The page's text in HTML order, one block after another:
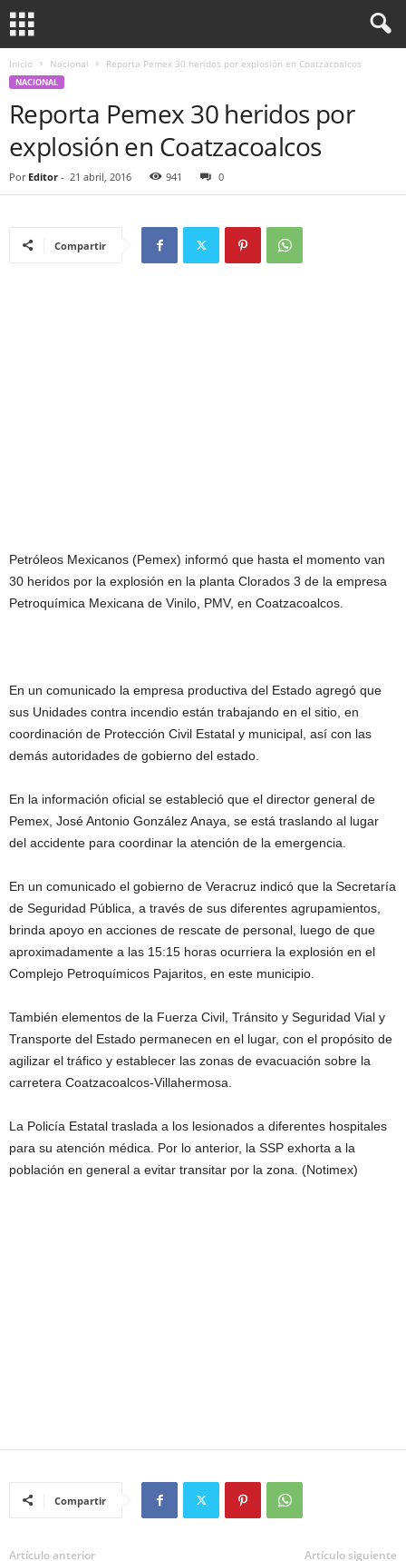
Inicio Nacional Reporta Pemex 30 heridos por explosión en Coatzacoalcos
NACIONAL
Reporta Pemex 30 heridos por
explosión en Coatzacoalcos
Por Editor - 21 abril, 2016 941 0
Compartir
Petróleos Mexicanos (Pemex) informó que hasta el momento van
30 heridos por la explosión en la planta Clorados 3 de la empresa
Petroquímica Mexicana de Vinilo, PMV, en Coatzacoalcos.
En un comunicado la empresa productiva del Estado agregó que
sus Unidades contra incendio están trabajando en el sitio, en
coordinación de Protección Civil Estatal y municipal, así con las
demás autoridades de gobierno del estado.
En la información oficial se estableció que el director general de
Pemex, José Antonio González Anaya, se está traslando al lugar
del accidente para coordinar la atención de la emergencia.
En un comunicado el gobierno de Veracruz indicó que la Secretaría
de Seguridad Pública, a través de sus diferentes agrupamientos,
brinda apoyo en acciones de rescate de personal, luego de que
aproximadamente a las 15:15 horas ocurriera la explosión en el
Complejo Petroquímicos Pajaritos, en este municipio.
También elementos de la Fuerza Civil, Tránsito y Seguridad Vial y
Transporte del Estado permanecen en el lugar, con el propósito de
agilizar el tráfico y establecer las zonas de evacuación sobre la
carretera Coatzacoalcos-Villahermosa.
La Policía Estatal traslada a los lesionados a diferentes hospitales
para su atención médica. Por lo anterior, la SSP exhorta a la
población en general a evitar transitar por la zona. (Notimex)
Compartir
Artículo anterior Artículo siguiente